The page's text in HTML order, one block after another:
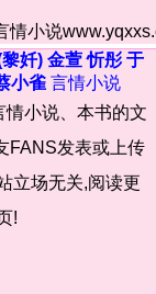
情小说
奷) 金萱 忻彤 于
小雀 言情小说
小说、本书的文
FANS发表或上传
立场无关,阅读更
!